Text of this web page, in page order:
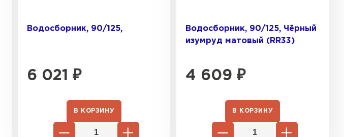
Водосборник, 90/125,
6 021 ₽
В КОРЗИНУ
Водосборник, 90/125, Чёрный
изумруд матовый (RR33)
4 609 ₽
В КОРЗИНУ
ПЕРЕЙТИ